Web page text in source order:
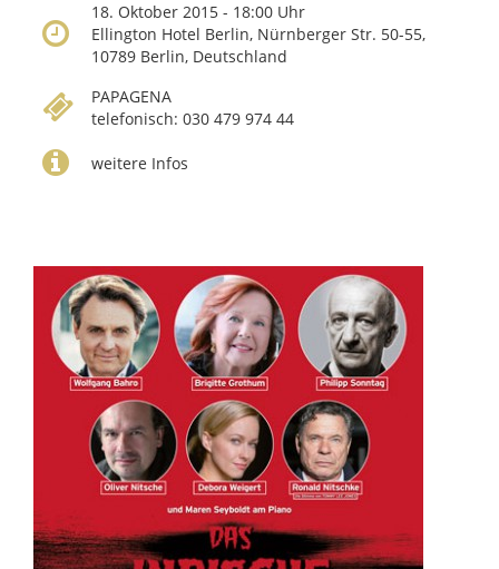
18. Oktober 2015 - 18:00 Uhr
Ellington Hotel Berlin, Nürnberger Str. 50-55,
10789 Berlin, Deutschland
PAPAGENA
telefonisch: 030 479 974 44
weitere Infos